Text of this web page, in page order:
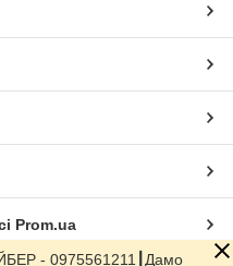
Prom.ua
- 0975561211┃Дамо